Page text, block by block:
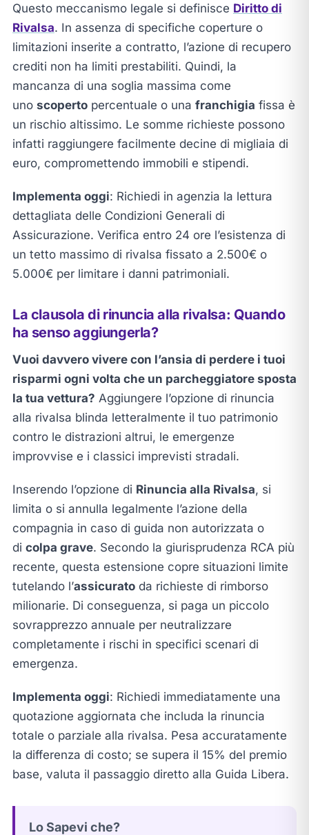
Questo meccanismo legale si definisce Diritto di
Rivalsa. In assenza di specifiche coperture o
limitazioni inserite a contratto, l’azione di recupero
crediti non ha limiti prestabiliti. Quindi, la
mancanza di una soglia massima come
uno scopertopercentuale o una franchigia fissa è
un rischio altissimo. Le somme richieste possono
infatti raggiungere facilmente decine di migliaia di
euro, compromettendo immobili e stipendi.
Implementa oggi: Richiedi in agenzia la lettura
dettagliata delle Condizioni Generali di
Assicurazione. Verifica entro 24 ore l’esistenza di
un tetto massimo di rivalsa fissato a 2.500€ o
5.000€ per limitare i danni patrimoniali.
La clausola di rinuncia alla rivalsa: Quando
ha senso aggiungerla?
Vuoi davvero vivere con l’ansia di perdere i tuoi
risparmi ogni volta che un parcheggiatore sposta
la tua vettura? Aggiungere l’opzione di rinuncia
alla rivalsa blinda letteralmente il tuo patrimonio
contro le distrazioni altrui, le emergenze
improvvise e i classici imprevisti stradali.
Inserendo l’opzione di Rinuncia alla Rivalsa, si
limita o si annulla legalmente l’azione della
compagnia in caso di guida non autorizzata o
di colpa grave. Secondo la giurisprudenza RCA più
recente, questa estensione copre situazioni limite
tutelando l’assicuratoda richieste di rimborso
milionarie. Di conseguenza, si paga un piccolo
sovrapprezzo annuale per neutralizzare
completamente i rischi in specifici scenari di
emergenza.
Implementa oggi: Richiedi immediatamente una
quotazione aggiornata che includa la rinuncia
totale o parziale alla rivalsa. Pesa accuratamente
la differenza di costo; se supera il 15% del premio
base, valuta il passaggio diretto alla Guida Libera.
Lo Sapevi che?